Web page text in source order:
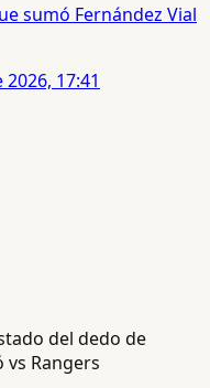
sumó Fernández Vial
17:41